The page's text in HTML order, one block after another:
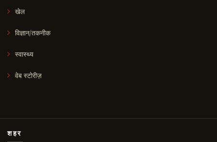
खेल
विज्ञान/तकनीक
स्वास्थ्य
वेब स्टोरीज़
शहर